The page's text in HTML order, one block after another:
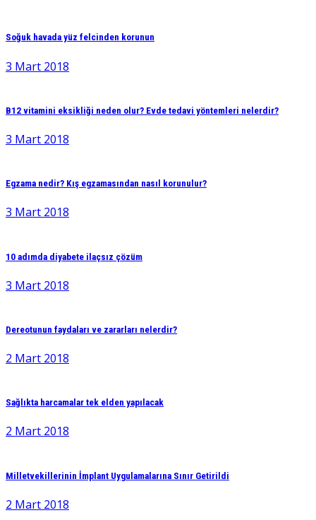
Soğuk havada yüz felcinden korunun
3 Mart 2018
B12 vitamini eksikliği neden olur? Evde tedavi yöntemleri nelerdir?
3 Mart 2018
Egzama nedir? Kış egzamasından nasıl korunulur?
3 Mart 2018
10 adımda diyabete ilaçsız çözüm
3 Mart 2018
Dereotunun faydaları ve zararları nelerdir?
2 Mart 2018
Sağlıkta harcamalar tek elden yapılacak
2 Mart 2018
Milletvekillerinin İmplant Uygulamalarına Sınır Getirildi
2 Mart 2018